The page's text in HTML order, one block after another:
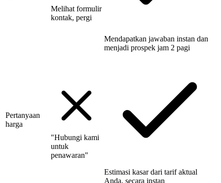
Melihat formulir
kontak, pergi
Mendapatkan jawaban instan dan
menjadi prospek jam 2 pagi
Pertanyaan
harga
"Hubungi kami
untuk
penawaran"
Estimasi kasar dari tarif aktual
Anda, secara instan